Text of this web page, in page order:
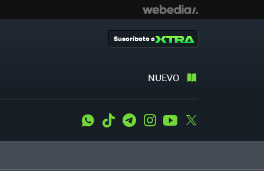
NUEVO
Suscríbete a
WhatsApp
Tiktok TelegramInstagramYoutube